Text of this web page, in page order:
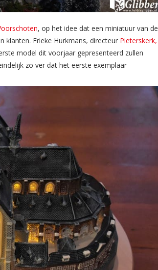
, op het idee dat een miniatuur van de
klanten. Frieke Hurkmans, directeur Pieterskerk,
model dit voorjaar gepresenteerd zullen
zo ver dat het eerste exemplaar